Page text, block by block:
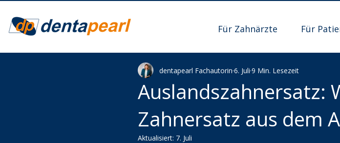
Für Zahnärzte Für
Auslandszahnersatz:
Zahnersatz aus dem
dentapearl Fachautorin 6. Juli 9 Min. Lesezeit
Aktualisiert: 7. Juli